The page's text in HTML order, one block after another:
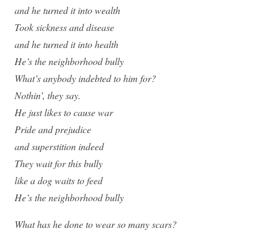
and he turned it into wealth
Took sickness and disease
and he turned it into health
He’s the neighborhood bully
What’s anybody indebted to him for?
Nothin’, they say.
He just likes to cause war
Pride and prejudice
and superstition indeed
They wait for this bully
like a dog waits to feed
He’s the neighborhood bully
What has he done to wear so many scars?